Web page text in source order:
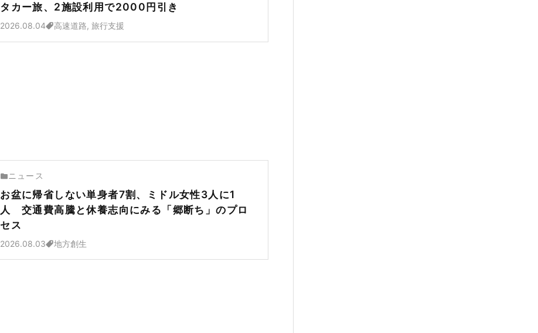
タカー旅、2施設利用で2000円引き
2026.08.04 高速道路, 旅行支援
ニュース
お盆に帰省しない単身者7割、ミドル女性3人に1
人 交通費高騰と休養志向にみる「郷断ち」のプロ
セス
2026.08.03 地方創生